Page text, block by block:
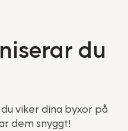
du
viker dina byxor på
dem snyggt!